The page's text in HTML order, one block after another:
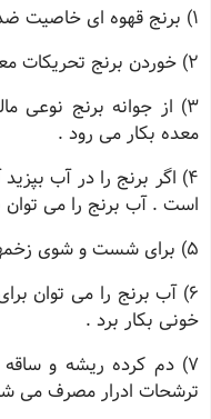
1) برنج قهوه ای خاصیت ضد التهاب عصبی را دارد .
2) خوردن برنج تحریکات معده و روده را کم میکند .
3) از جوانه برنج نوعی
معده بکار می رود .
4) اگر برنج را در آب
است . آب برنج را می توان
5) برای شست و شوی زخمها از آب برنج استفاده کنید .
6) آب برنج را می توان
خونی بکار برد .
7) دم کرده ریشه و
ترشحات ادرار مصرف می